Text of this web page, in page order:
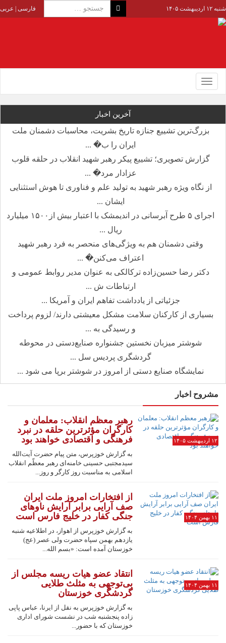
شنبه ۱۲ اردیبهشت ۱۴۰۵ فارسی عربی
Toggle
navigation
آخرین اخبار
بزرگ‌ترین تشییع جنازه تاریخ بشریت، محاسبات دشمنان ملت
ایران را ب� ...
گزارش تصویری؛ تشییع پیکر رهبر شهید انقلاب در حلقه قلوب
عزادار مرد� ...
از نگاه ویژه رهبر شهید به تولید علم و فناوری تا هوش استثنایی
ایشان ...
اجرای ۵ طرح آبرسانی در اندیمشک با اعتبار بیش از۱۵۰۰ میلیارد
ریال ...
وقتی دشمنان هم به ویژگی‌های منحصر به فرد رهبر شهید
اعتراف می‌کنن� ...
دکتر رضا حسین‌زاده ترکالکی به عنوان مدیر روابط عمومی و
ارتباطات ش ...
جزئیاتی از یادداشت تفاهم ایران و آمریکا ...
بسیاری از کارکنان سلامت مشکل معیشتی دارند/ لزوم پرداخت
و رسیدگی به ...
شوشتر میزبان نخستین جشنواره صنایع‌دستی در محوطه
گردشگری پردیس سل ...
نمایشگاه صنایع دستی از امروز در شوشتر برپا می شود ...
مشروح اخبار
۱۲ اردیبهشت ۱۴۰۵
رهبر معظم انقلاب: معلمان و
کارگران مؤثرترین حلقه در نبرد
فرهنگی و اقتصادی خواهند بود
به گزارش خوزپرس، متن پیام حضرت آیت‌الله
سیدمجتبی حسینی خامنه‌ای رهبر معظّم انقلاب
اسلامی به مناسبت روز کارگر و روز...
۱۱ بهمن ۱۴۰۴
از افتخارات امروز ملت ایران
صف آرایی برابر آرایش ناوهای
جنگی کفار در خلیج فارس است
به گزارش خوزپرس از اهواز، در اطلاعیه شنبه
یازدهم بهمن سپاه حضرت ولی عصر (عج)
خوزستان آمده است: «بسم الله‌...
۱۱ بهمن ۱۴۰۴
انتقاد عضو هیات ریسه مجلس از
بی‌توجهی به مثلث طلایی
گردشگری خوزستان
به گزارش خوزپرس به نقل از ایرنا، عباس پاپی
زاده پنجشنبه شب در نشست شورای اداری
خوزستان که با حضور...